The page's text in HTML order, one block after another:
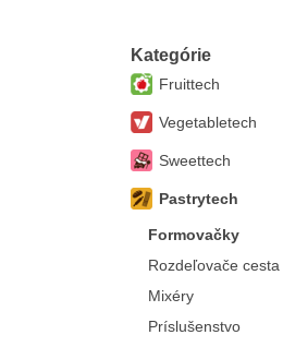
Kategórie
Fruittech
Vegetabletech
Sweettech
Pastrytech
Formovačky
Rozdeľovače cesta
Mixéry
Príslušenstvo